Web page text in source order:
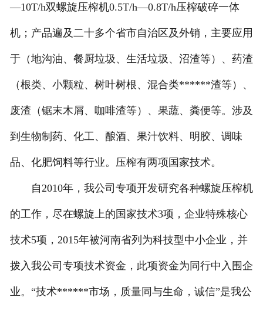
—10T/h双螺旋压榨机0.5T/h—0.8T/h压榨破碎一体
机；产品遍及二十多个省市自治区及外销，主要应用
于（地沟油、餐厨垃圾、生活垃圾、沼渣等）、药渣
（根类、小颗粒、树叶树根、混合类******渣等）、
废渣（锯末木屑、咖啡渣等）、果蔬、粪便等。涉及
到生物制药、化工、酿酒、果汁饮料、明胶、调味
品、化肥饲料等行业。压榨有两项国家技术。
自2010年，我公司专项开发研究各种螺旋压榨机
的工作，尽在螺旋上的国家技术3项，企业特殊核心
技术5项，2015年被河南省列为科技型中小企业，并
拨入我公司专项技术资金，此项资金为同行中入围企
业。“技术******市场，质量同与生命，诚信”是我公